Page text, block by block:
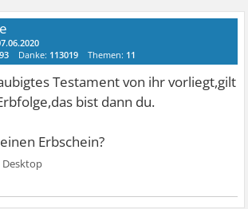
Danke: 113019 Themen: 11
Testament von ihr vorliegt,gilt
bist dann du.
Erbschein?